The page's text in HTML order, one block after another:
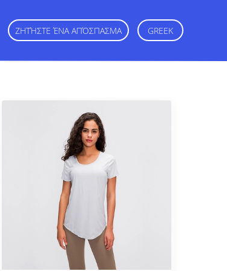
ΖΗΤΉΣΤΕ ΈΝΑ ΑΠΌΣΠΑΣΜΑ GREEK